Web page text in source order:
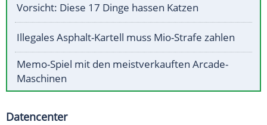
Vorsicht: Diese 17 Dinge hassen Katzen
Illegales Asphalt-Kartell muss Mio-Strafe zahlen
Memo-Spiel mit den meistverkauften Arcade-
Maschinen
Datencenter